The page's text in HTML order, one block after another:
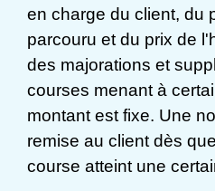
en charge du client, du
parcouru et du prix de
des majorations et
courses menant à
montant est fixe. Une
remise au client dès
course atteint une